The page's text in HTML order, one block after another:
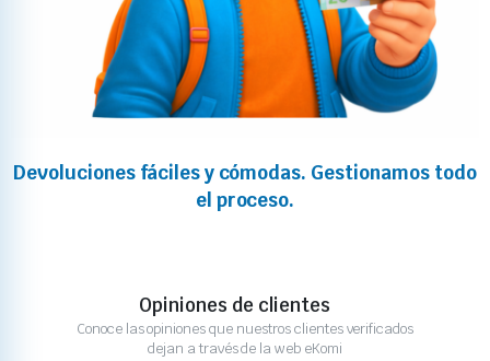
Devoluciones fáciles y cómodas. Gestionamos todo
el proceso.
Opiniones de clientes
Conoce las opiniones que nuestros clientes verificados
dejan a través de la web eKomi